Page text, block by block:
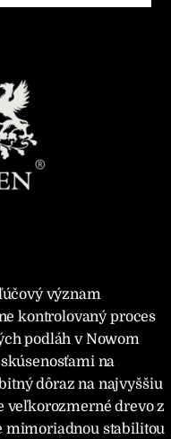
význam
kontrolovaný proces
podláh v Nowom
na
dôraz na najvyššiu
veľkorozmerné drevo z
mimoriadnou stabilitou